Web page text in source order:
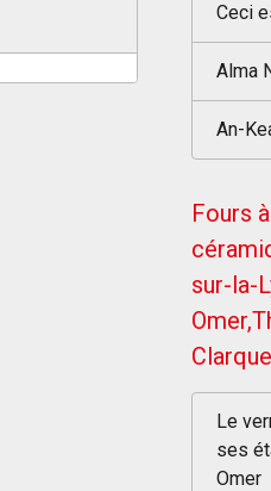
Ceci
Alma
An-
Fours
sur-la-
Le
ses
Omer